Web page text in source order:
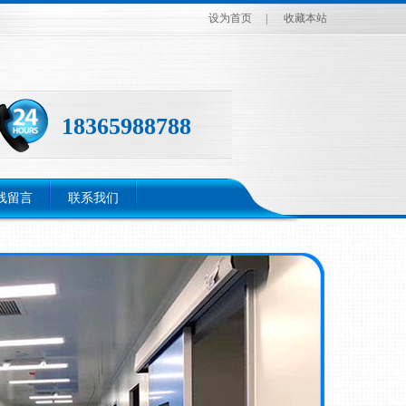
设为首页 收藏本站
18365988788
留言 联系我们